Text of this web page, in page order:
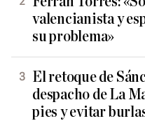
valencianista y
su problema»
El retoque de
despacho de La
pies y evitar